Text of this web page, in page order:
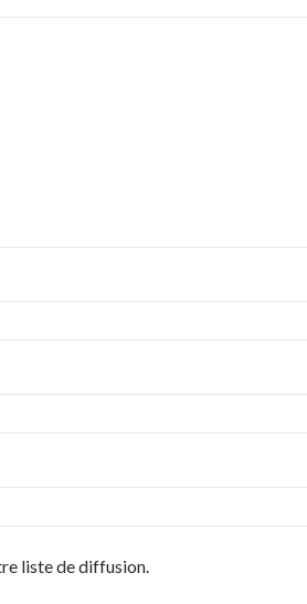
liste de diffusion.